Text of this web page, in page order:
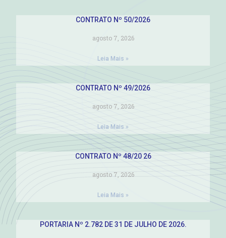
CONTRATO Nº 50/2026
agosto 7, 2026
Leia Mais »
CONTRATO Nº 49/2026
agosto 7, 2026
Leia Mais »
CONTRATO Nº 48/20 26
agosto 7, 2026
Leia Mais »
PORTARIA Nº 2.782 DE 31 DE JULHO DE 2026.